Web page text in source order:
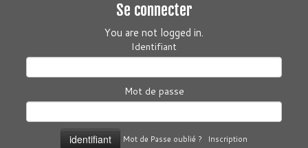
Se connecter
You are not logged in.
Identifiant
Mot de passe
Mot de Passe oublié ? Inscription